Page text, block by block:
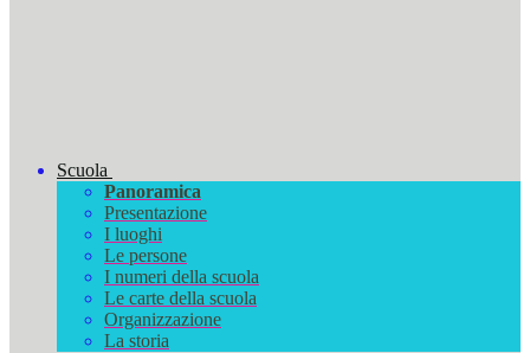
Scuola
Panoramica
Presentazione
I luoghi
Le persone
I numeri della scuola
Le carte della scuola
Organizzazione
La storia